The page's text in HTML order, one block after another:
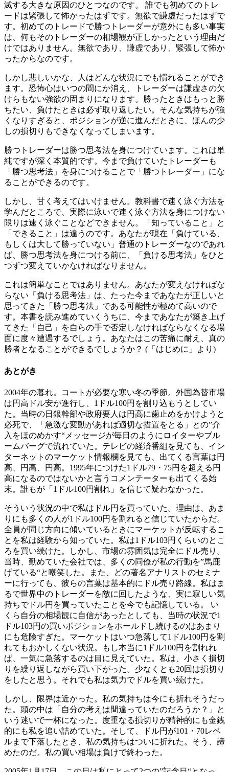
滅する大きな原因のひとつなのです。 誰でも初めてのトレ
ードは緊張して怖かったはずです。無欲で謙虚だったはずで
す。初めてのトレードで勝つトレーダーが意外にも多い事実
は、何もそのトレーダーの相場観が正しかったという理由だ
けではありません。無欲であり、謙虚であり、緊張して怖か
ったからなのです。
しかし悲しいかな、人はどんな状況にでも慣れることができ
ます。恐怖心はいつの間にか消え、トレーダーは謙虚さの欠
けらもない強欲の固まりになります。勝ったときはもっと勝
ちたい、負けたときは必ず取り返したい。そんな気持ちが強
くなりすぎると、ポジションが逆に進んだときに、ほんの少
しの損切りもできなくなってしまいます。
勝つトレーダーは勝つ思考法を身につけています。これは単
純ですが深く本質的です。今まで負けていたトレーダーも
「勝つ思考法」を身につけることで「勝つトレーダー」にな
ることができるのです。
しかし、甘く考えてはいけません。教科書で速く泳ぐ方法を
学んだところで、実際に泳いで速く泳ぐ方法を身につけない
限りは速く泳ぐことなどできません。「知っていること」と
「できること」は違うのです。あなたが現在「負けている、
もしくは大して勝っていない」普通のトレーダーなのであれ
ば、勝つ思考法を身につける前に、「負ける思考法」をひと
つずつ変えていかなければなりません。
これは簡単なことではありません。あなたが変えなければな
らない「負ける思考法」は、たった今まであなたが正しいと
思ってきた「勝つ思考法」である可能性が極めて高いので
す。本書を読み進めていくうちに、今まであなたが築き上げ
てきた「自己」を自らの手で否定しなければならなくなる場
面に度々遭遇するでしょう。あなたはこの苦痛に耐え、真の
勝者となることができるでしょうか？ (「はじめに」より)
あとがき
2004年の暮れ。コートが必要な寒い冬の季節。外国為替市場
は円高ドル安が進行し、1ドル100円を割り込もうとしてい
た。当時の日銀幹部や政府要人は円高に歯止めをかけようと
必死で、「急激な変動があれば適切な措置をとる」との”介
入をほのめかす“メッセージが毎日のようにロイターやブル
ームバーグで流れていた。テレビの経済番組を見ても、イン
ターネットのマーケット情報欄を見ても、出てくる言葉は円
高、円高、円高。1995年につけた1ドル79・75円を超える円
高になるのではないかと言うコメンテーターも出てくる始
末。誰もが「1ドル100円割れ」を信じて疑わなかった。
そういう状況の中で私はドル円を買っていた。理由は、あま
りにも多くの人が1ドル100円を割れると信じていたからだ。
全員が同じ方向に傾いているときにマーケットが反転するこ
とを私は経験から知っていた。私は1ドル103円くらいのとこ
ろを買い続けた。しかし、市場の雰囲気は完全にドル売り。
当時、勤めていた会社では、多くの同僚が私の行動を”馬鹿
げている“と嘲笑した。また、どの著名アナリストのセミナ
ーに行っても、彼らの言葉は基本的にドル売り路線。私はま
るで世界中のトレーダーを敵に回したような、実に寂しい気
持ちでドル円を買っていたことを今でも記憶している。 い
くら自分の相場観に自信があったとしても、当時の状況で1
ドル103円の買いポジションをホールドし続けるのはあまり
にも危険すぎた。マーケットはいつ急落して1ドル100円を割
れてもおかしくない状況。もし本当に1ドル100円を割れれ
ば、一気に急落するのは目に見えていた。私は、小さく損切
りを繰り返しながら買い下がった。少なくとも20回は損切り
をしたと思う。それでも私は気力でドルを買い続けた。
しかし、限界は近かった。私の気持ちは今にも折れそうだっ
た。頭の中は「自分の考えは間違っていたのだろうか？」と
いう迷いで一杯になった。度重なる損切りが精神的にも金銭
的にも私を追い詰めていた。そして、ドル円が101・70レベ
ルまで下落したとき、私の気持ちはついに折れた。そう、諦
めたのだ。私の買い相場は負けで終わった。